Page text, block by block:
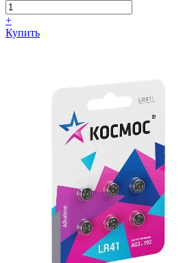
+
Купить